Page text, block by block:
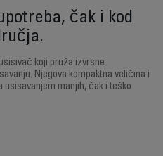
čak i kod
koji pruža izvrsne
Njegova kompaktna veličina i
usisavanjem manjih, čak i teško